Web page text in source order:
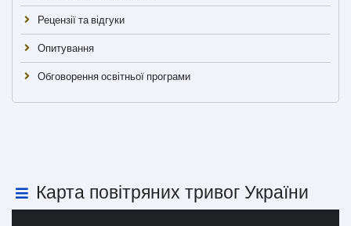
Рецензії та відгуки
Опитування
Обговорення освітньої програми
Карта повітряних тривог України